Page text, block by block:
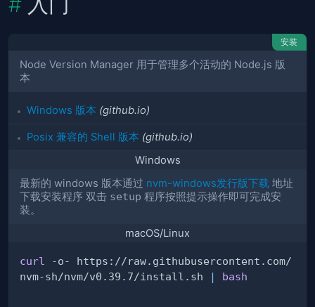
安装
Node Version Manager 用于管理多个活动的 Node.js 版
本
Windows 版本 (github.io)
Posix 兼容的 Shell 版本 (github.io)
Windows
最新的 windows 版本通过 nvm-windows发行版下载 地址
下载安装程序 双击 setup 程序按照提示操作即可完成安
装。
macOS/Linux
curl
-o- https://raw.githubusercontent.com/
nvm-sh/nvm/v0.39.7/install.sh
| bash